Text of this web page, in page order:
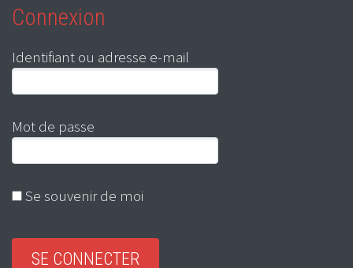
Connexion
Identifiant ou adresse e-mail
Mot de passe
Se souvenir de moi